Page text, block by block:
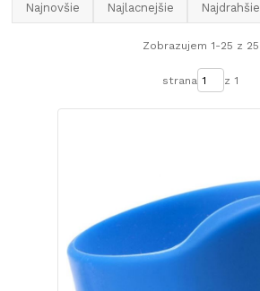
Najnovšie Najlacnejšie Najdrahšie
Zobrazujem 1-25 z 25
strana z 1